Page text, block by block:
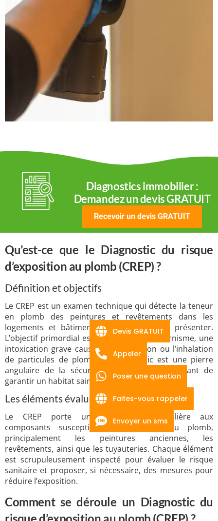
Diagnostics immobilier :
Demandez un devis GRATUIT
Recevoir un devis GRATUIT
Qu’est-ce que le Diagnostic du risque
d’exposition au plomb (CREP) ?
Définition et objectifs
Le CREP est un examen technique qui détecte la teneur
en plomb des peintures et revêtements dans les
logements et bâtiments susceptibles d’en présenter.
L’objectif primordial est de prévenir le saturnisme, une
intoxication grave causée par l’ingestion ou l’inhalation
de particules de plomb. Ce diagnostic est une pierre
angulaire de la sécurité immobilière, permettant de
garantir un habitat sain pour les occupants.
Les éléments évalués
Le CREP porte une attention particulière aux
composants susceptibles de contenir du plomb,
principalement les peintures anciennes, les
revêtements, ainsi que les tuyauteries. Chaque élément
est scrupuleusement inspecté pour évaluer le risque
sanitaire et proposer, si nécessaire, des mesures pour
réduire l’exposition.
Comment se déroule un Diagnostic du
Devis GRATUIT
Appeler
Poser une question
Faites-vous rappeler
Envoyer un sms